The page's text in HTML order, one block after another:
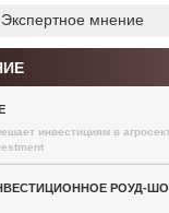
Экспертное мнение
инвестициям в
РОУД-ШОУ